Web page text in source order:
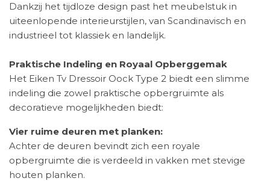
Dankzij het tijdloze design past het meubelstuk in
uiteenlopende interieurstijlen, van Scandinavisch en
industrieel tot klassiek en landelijk.
Praktische Indeling en Royaal Opberggemak
Het Eiken Tv Dressoir Oock Type 2 biedt een slimme
indeling die zowel praktische opbergruimte als
decoratieve mogelijkheden biedt:
Vier ruime deuren met planken:
Achter de deuren bevindt zich een royale
opbergruimte die is verdeeld in vakken met stevige
houten planken.